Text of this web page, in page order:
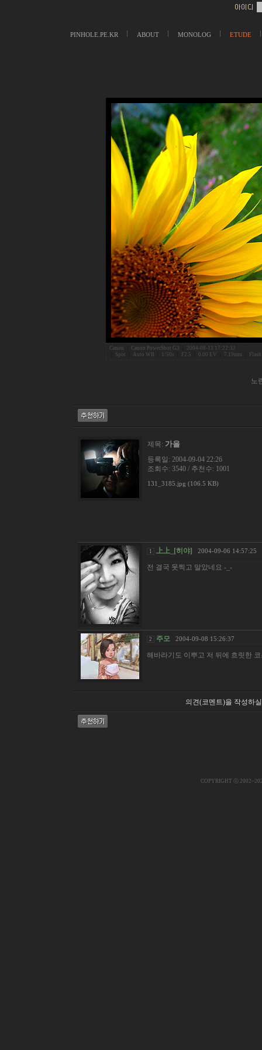
PINHOLE.PE.KR ABOUT MONOLOG ETUDE
Canon Canon PowerShot G3
2004-08-13 17:22:32
Spot Auto WB 1/50s F2.5 0.00 EV 7.19mm
노
제목: 가을
등록일: 2004-09-04 22:26
조회수: 3540 / 추천수: 1001
131_3185.jpg (106.5 KB)
1 上上_[히야] 2004-09-06 14:57:25
전 결국 못찍고 말았네요 -_-
2 주모 2004-09-08 15:26:37
해바라기도 이뿌고 저 뒤에 흐릿한
의견(코멘트)을 작성하
COPYRIGHT ⓒ